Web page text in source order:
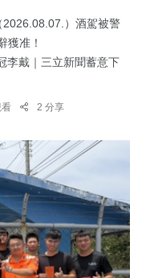
）酒駕被警
獲准！
李戴｜三立新聞蓄意下
2 分享